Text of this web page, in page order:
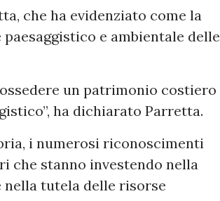
che ha evidenziato come la
e ambientale delle
un patrimonio costiero
ha dichiarato Parretta.
i numerosi riconoscimenti
che stanno investendo nella
tutela delle risorse